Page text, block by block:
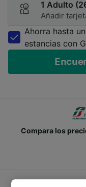
1 Adulto
Añadir
Ahorra hasta
estancias con
Compara los